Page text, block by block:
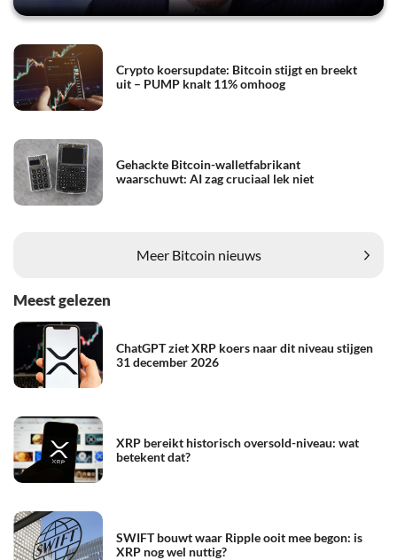
Crypto koersupdate: Bitcoin stijgt en breekt
uit – PUMP knalt 11% omhoog
Gehackte Bitcoin-walletfabrikant
waarschuwt: AI zag cruciaal lek niet
Meer Bitcoin nieuws
Meest gelezen
ChatGPT ziet XRP koers naar dit niveau stijgen
31 december 2026
XRP bereikt historisch oversold-niveau: wat
betekent dat?
SWIFT bouwt waar Ripple ooit mee begon: is
XRP nog wel nuttig?